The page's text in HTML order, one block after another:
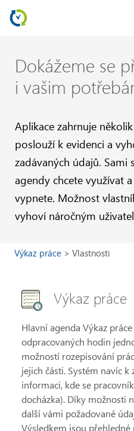
Dokážeme se
i vašim
Aplikace zahrnuje
poslouží k evidenci a vy
zadávaných údajů. Sami
agendy chcete využívat
vypnete. Možnost
vyhoví náročným
Výkaz práce Vlastnosti
Výkaz práce
Hlavní agenda Výkaz
odpracovaných hodin
možností rozepisování
jejich části. Systém navíc k
informaci, kde se
docházka). Díky možnosti
další vámi požadované
Výsledkem jsou přehledné